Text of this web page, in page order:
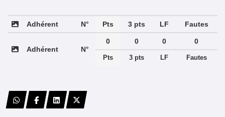
Adhérent N° Pts 3 pts LF Fautes
Adhérent N°
0 0 0 0
Pts 3 pts LF Fautes